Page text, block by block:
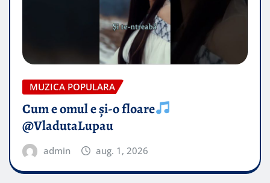
MUZICA POPULARA
Cum e omul e și-o floare
@VladutaLupau
admin aug. 1, 2026